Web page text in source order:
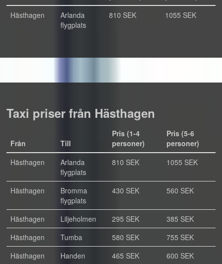
Hästhagen
Arlanda
flygplats
810 SEK 1055 SEK
Taxi priser från Hästhagen
Från Till
Pris (1-4
personer)
Pris (5-6
personer)
Hästhagen
Arlanda
flygplats
810 SEK 1055 SEK
Hästhagen
Bromma
flygplats
430 SEK 560 SEK
Hästhagen Liljeholmen 295 SEK
385 SEK
Hästhagen
Tumba 580 SEK
755 SEK
Hästhagen
Handen 465 SEK 600 SEK